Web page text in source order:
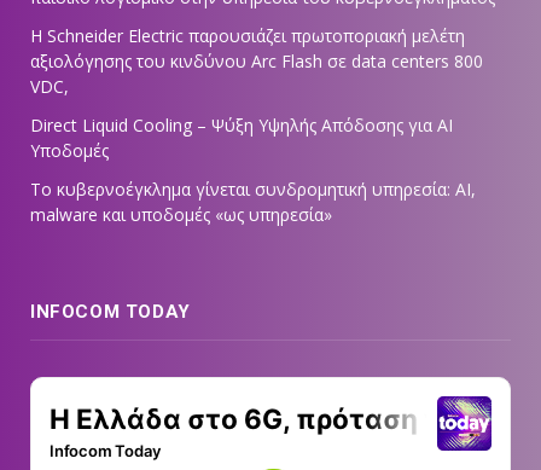
Η Schneider Electric παρουσιάζει πρωτοποριακή μελέτη
αξιολόγησης του κινδύνου Arc Flash σε data centers 800
VDC,
Direct Liquid Cooling – Ψύξη Υψηλής Απόδοσης για AI
Υποδομές
Το κυβερνοέγκλημα γίνεται συνδρομητική υπηρεσία: AI,
malware και υποδομές «ως υπηρεσία»
INFOCOM TODAY